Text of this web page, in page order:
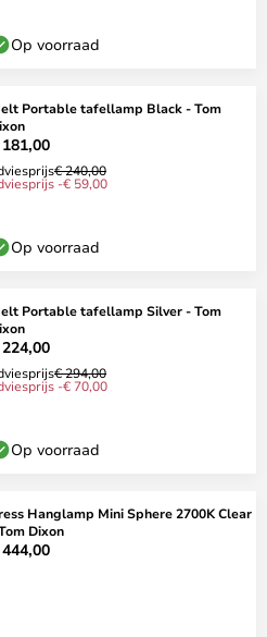
Op voorraad
Portable tafellamp Black - Tom
€ 240,00
-€ 59,00
Op voorraad
Portable tafellamp Silver - Tom
€ 294,00
-€ 70,00
Op voorraad
Hanglamp Mini Sphere 2700K Clear
Dixon